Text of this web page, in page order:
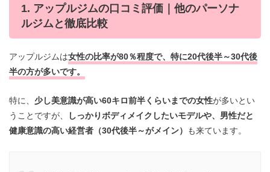
1. アップルジムの口コミ評価｜他のパーソナ
ルジムと徹底比較
アップルジムは女性の比率が80％程度で、特に20代後半～30代後
半の方が多いです。
特に、 少し美意識が高い60キロ前半くらいまでの女性が多いとい
うことですが、
しっかりボディメイクしたいモデルや、男性だと
健康意識の高い経営者（30代後半～がメイン）
も来ています。